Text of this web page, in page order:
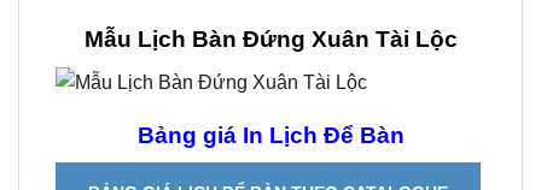
Mẫu Lịch Bàn Đứng Xuân Tài Lộc
Bảng giá In Lịch Để Bàn